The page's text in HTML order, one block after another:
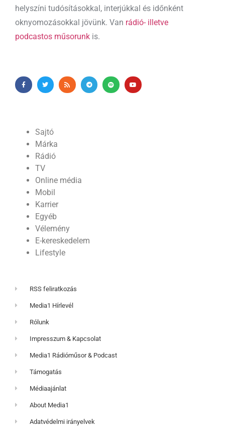
helyszíni tudósításokkal, interjúkkal és időnként
oknyomozásokkal jövünk. Van rádió- illetve
podcastos műsorunk is.
Sajtó
Márka
Rádió
TV
Online média
Mobil
Karrier
Egyéb
Vélemény
E-kereskedelem
Lifestyle
RSS feliratkozás
Media1 Hírlevél
Rólunk
Impresszum & Kapcsolat
Media1 Rádióműsor & Podcast
Támogatás
Médiaajánlat
About Media1
Adatvédelmi irányelvek